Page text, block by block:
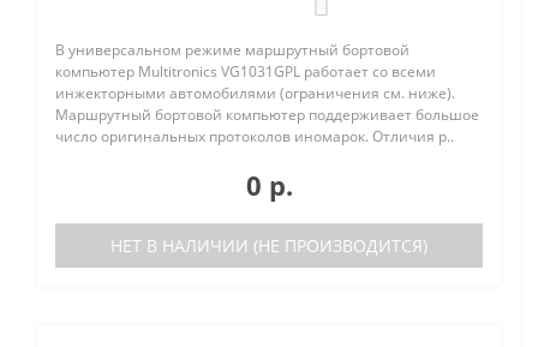
В универсальном режиме маршрутный бортовой
компьютер Multitronics VG1031GPL работает со всеми
инжекторными автомобилями (ограничения см. ниже).
Маршрутный бортовой компьютер поддерживает большое
число оригинальных протоколов иномарок. Отличия р..
0 р.
НЕТ В НАЛИЧИИ (НЕ ПРОИЗВОДИТСЯ)